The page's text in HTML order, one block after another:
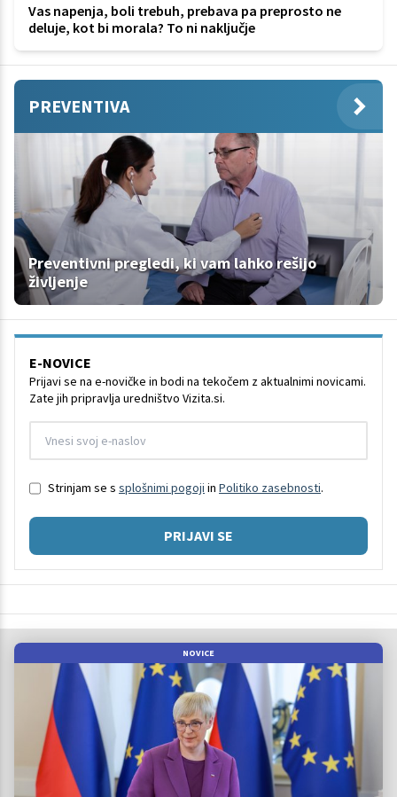
Vas napenja, boli trebuh, prebava pa preprosto ne
deluje, kot bi morala? To ni naključje
PREVENTIVA
Preventivni pregledi, ki vam lahko rešijo
življenje
E-NOVICE
Prijavi se na e-novičke in bodi na tekočem z aktualnimi novicami.
Zate jih pripravlja uredništvo Vizita.si.
Strinjam se s splošnimi pogoji in Politiko zasebnosti.
PRIJAVI SE
NOVICE